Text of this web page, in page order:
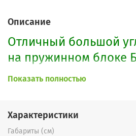
Описание
Отличный большой
на пружинном блоке
легко
бельевых ящика. Угол
Показать полностью
Характеристики
Габариты (см)